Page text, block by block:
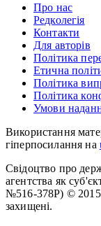
Про нас
Редколегія
Контакти
Для авторів
Політика
Етична
Політика
Політика
Умови
Використання
гіперпосилання на
Свідоцтво про
агентства як
№516-378Р) © 2015
захищені.